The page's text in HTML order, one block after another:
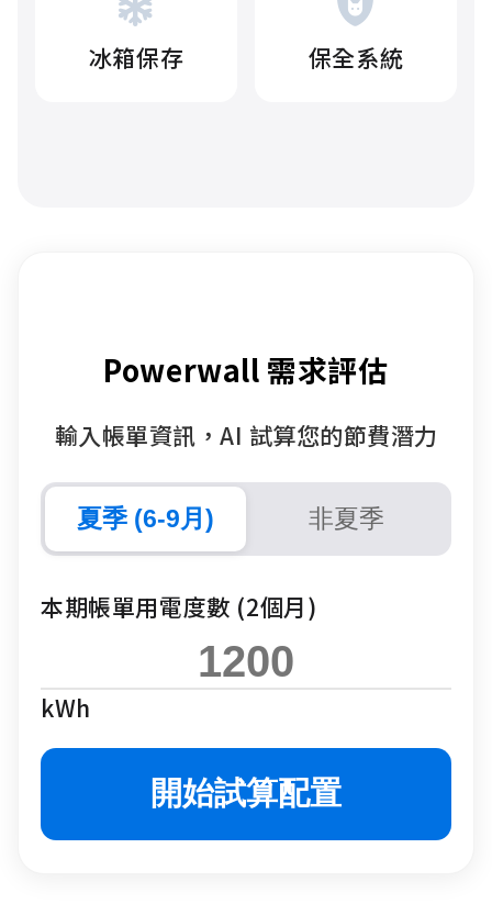
冰箱保存 保全系統
Powerwall 需求評估
輸入帳單資訊，AI 試算您的節費潛力
夏季 (6-9月) 非夏季
本期帳單用電度數 (2個月)
kWh
開始試算配置